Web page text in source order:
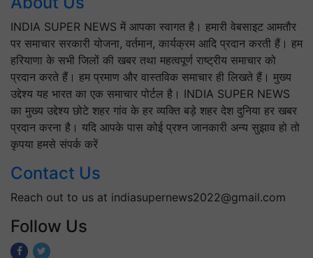
INDIA SUPER NEWS में आपका स्वागत है। हमारी वेबसाइट आमतौर
पर समाचार सरकारी योजना, वर्तमान, कार्यक्रम आदि प्रदान करती हैं। हम
हरियाणा के सभी जिलों की खबर तथा महत्वपूर्ण राष्ट्रीय समाचार को
प्रदान करते हैं। हम प्रमाण और वास्तविक समाचार ही लिखते हैं। मुख्य
उद्देश्य यह भारत का एक समाचार पोर्टल है। INDIA SUPER NEWS
का मुख्य उद्देश्य छोटे शहर गांव के हर व्यक्ति बड़े शहर देश दुनिया हर खबर
प्रदान करना है। यदि आपके पास कोई प्रश्न जानकारी अन्य सुझाव हो तो
कृपया हमसे संपर्क करें
Contact Us
Reach out to us at indiasupernews2022@gmail.com
Follow Us